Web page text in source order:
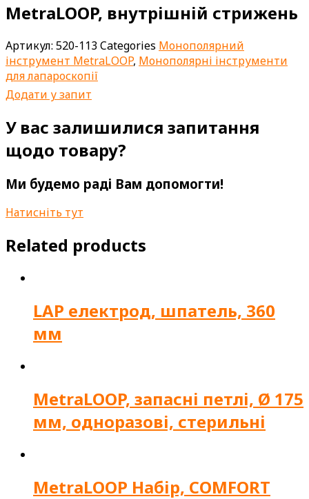
MetraLOOP, внутрішній стрижень
Артикул: 520-113Categories Монополярний
інструмент MetraLOOP, Монополярні інструменти
для лапароскопії
Додати у запит
У вас залишилися запитання
щодо товару?
Ми будемо раді Вам допомогти!
Натисніть тут
Related products
LAP електрод, шпатель, 360
мм
MetraLOOP, запасні петлі, Ø 175
мм, одноразові, стерильні
MetraLOOP Набір, COMFORT